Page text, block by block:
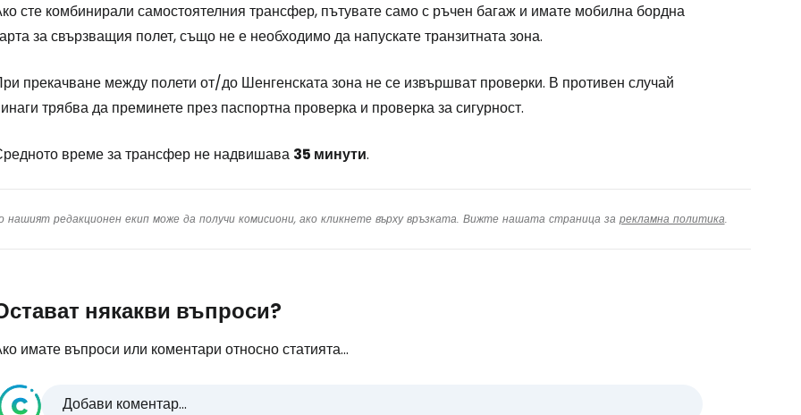
сте комбинирали самостоятелния трансфер, пътувате само с ръчен багаж и имате мобилна бордна
за свързващия полет, също не е необходимо да напускате транзитната зона.
прекачване между полети от/до Шенгенската зона не се извършват проверки. В противен случай
трябва да преминете през паспортна проверка и проверка за сигурност.
време за трансфер не надвишава 35 минути.
редакционен екип може да получи комисиони, ако кликнете върху връзката. Вижте нашата страница за рекламна политика.
някакви въпроси?
имате въпроси или коментари относно статията...
Добави коментар...